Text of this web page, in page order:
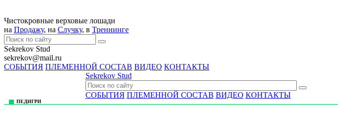
Чистокровные верховые лошади
на Продажу, на Случку, в Треннингe
Sekrekov Stud
sekrekov@mail.ru
СОБЫТИЯ ПЛЕМЕННОЙ СОСТАВ ВИДЕО КОНТАКТЫ
Sekrekov Stud
СОБЫТИЯ ПЛЕМЕННОЙ СОСТАВ ВИДЕО КОНТАКТЫ
ПЕДИГРИ